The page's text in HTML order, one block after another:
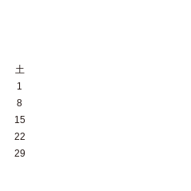
土
1
8
15
22
29